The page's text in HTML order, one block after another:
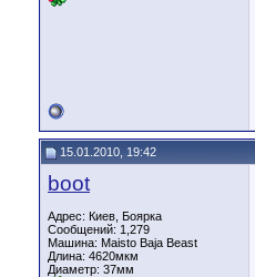
15.01.2010, 19:42
boot
Адрес: Киев, Боярка
Сообщений: 1,279
Машина: Maisto Baja Beast
Длина: 4620мкм
Диаметр: 37мм